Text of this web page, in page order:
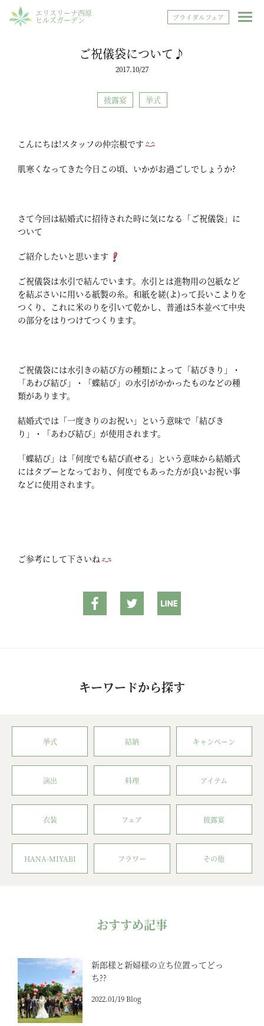
エリスリーナ西原
ヒルズガーデン ブライダルフェア
ご祝儀袋について♪
2017.10/27
披露宴 挙式
こんにちは!スタッフの仲宗根です
肌寒くなってきた今日この頃、いかがお過ごしでしょうか?
さて今回は結婚式に招待された時に気になる「ご祝儀袋」に
ついて
ご紹介したいと思います
ご祝儀袋は水引で結んでいます。水引とは進物用の包紙など
を結ぶさいに用いる紙製の糸。和紙を縒(よ)って長いこよりを
つくり、これに米のりを引いて乾かし、普通は5本並べて中央
の部分をはりつけてつくります。
ご祝儀袋には水引きの結び方の種類によって「結びきり」・
「あわび結び」・「蝶結び」の水引がかかったものなどの種
類があります。
結婚式では「一度きりのお祝い」という意味で「結びき
り」・「あわび結び」が使用されます。
「蝶結び」は「何度でも結び直せる」という意味から結婚式
にはタブーとなっており、何度でもあった方が良いお祝い事
などに使用されます。
ご参考にして下さいね
キーワードから探す
挙式 結納 キャンペーン
演出 料理 アイテム
衣装 フェア 披露宴
HANA-MIYABI フラワー その他
おすすめ記事
新郎様と新婦様の立ち位置ってどっ
ち??
2022.01/19 Blog